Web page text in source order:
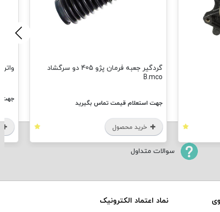
گردگیر جعبه فرمان پژو 405 دو سرگشاد
قیمت تماس بگیرید
واترپمپ پژو 206 تیپ 5-19دنده فرانکو
جهت استعلام قیمت تماس بگیرید
سوالات متداول
نماد اعتماد الکترونیک